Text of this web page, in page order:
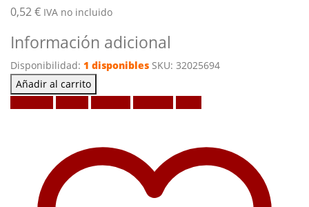
0,52€ IVA no incluido
Información adicional
Disponibilidad: 1 disponibles SKU: 32025694
Añadir al carrito